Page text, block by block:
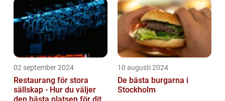
02 september 2024
Restaurang för stora
sällskap - Hur du väljer
10 augusti 2024
De bästa burgarna i
Stockholm